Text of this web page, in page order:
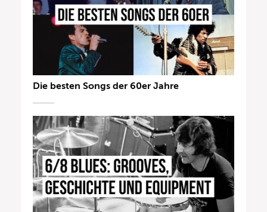
Die besten Songs der 60er Jahre